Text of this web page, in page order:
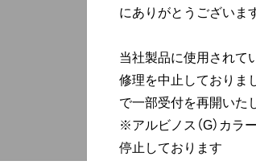
にありがとうございま
当社製品に使用されて
修理を中止しておりま
で一部受付を再開いた
※アルビノス（G）カラ
停止しております